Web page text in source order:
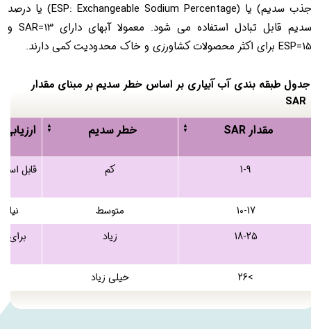
جذب سدیم) یا (ESP: Exchangeable Sodium Percentage) یا درصد
سدیم قابل تبادل استفاده می شود. معمولا آبهای دارای SAR=13 و
ESP=15 برای اکثر محصولات کشاورزی و خاک محدودیت کمی دارند.
مقدار SAR خطر سدیم
1-9 کم قابل
10-17 متوسط
18-25
زیاد
برای
>26
خیلی زیاد
جدول طبقه بندی آب آبیاری بر اساس خطر سدیم بر مبنای مقدار